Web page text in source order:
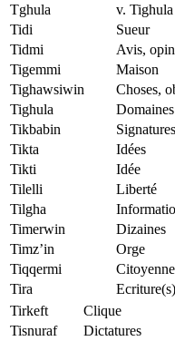
Tghula
v. Tighula
Tidi
Sueur
Tidmi
Avis,
Tigemmi
Maison
Tighawsiwin
Choses,
Tighula
Domaines
Tikbabin
Signatures
Tikta
Idées
Tikti
Idée
Tilelli
Liberté
Tilgha
Timerwin
Dizaines
Timz’in
Orge
Tiqqermi
Tira
Ecriture(s)
Tirkeft
Clique
Tisnuraf
Dictatures